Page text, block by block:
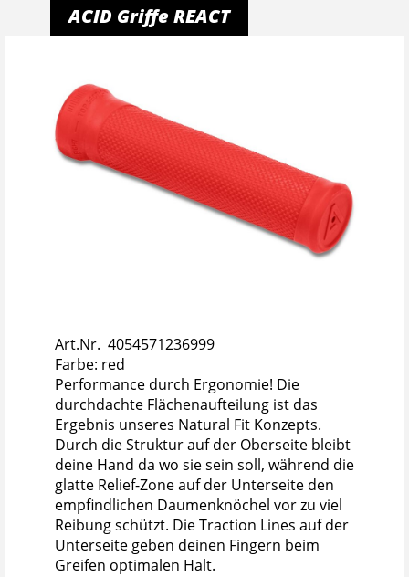
ACID Griffe REACT
Art.Nr. 4054571236999
Farbe: red
Performance durch Ergonomie! Die
durchdachte Flächenaufteilung ist das
Ergebnis unseres Natural Fit Konzepts.
Durch die Struktur auf der Oberseite bleibt
deine Hand da wo sie sein soll, während die
glatte Relief-Zone auf der Unterseite den
empfindlichen Daumenknöchel vor zu viel
Reibung schützt. Die Traction Lines auf der
Unterseite geben deinen Fingern beim
Greifen optimalen Halt.